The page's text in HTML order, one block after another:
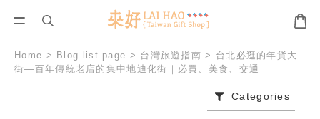
Home > Blog list page > 台灣旅遊指南 > 台北必逛的年貨大
街—百年傳統老店的集中地迪化街｜必買、美食、交通
Categories